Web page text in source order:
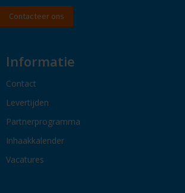
Contacteer ons
Informatie
Contact
Levertijden
Partnerprogramma
Inhaakkalender
Vacatures